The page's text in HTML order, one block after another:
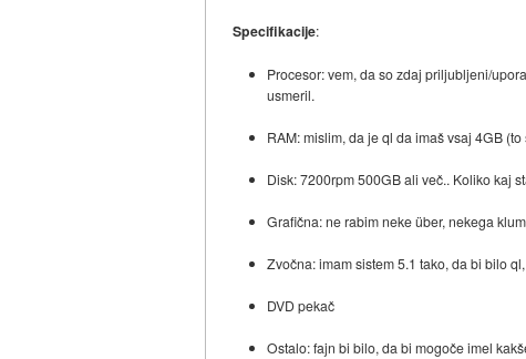
Specifikacije:
Procesor: vem, da so zdaj priljubljeni/
usmeril.
RAM: mislim, da je ql da imaš vsaj 4GB
Disk: 7200rpm 500GB ali več.. Koliko kaj
Grafična: ne rabim neke über, nekega
Zvočna: imam sistem 5.1 tako, da bi bilo
DVD pekač
Ostalo: fajn bi bilo, da bi mogoče imel